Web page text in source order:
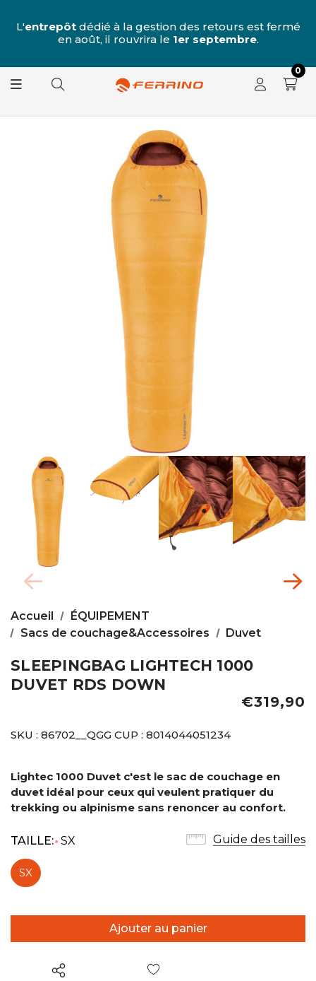
L'entrepôtdédié à la gestion des retours est fermé
en août, il rouvrira le 1er septembre.
0
Accueil
ÉQUIPEMENT
Sacs de couchage&Accessoires
Duvet
SLEEPINGBAG LIGHTECH 1000
DUVET RDS DOWN
€319,90
SKU : 86702__QGG CUP : 8014044051234
Lightec 1000 Duvet c'est le sac de couchage en
duvet idéal pour ceux qui veulent pratiquer du
trekking ou alpinisme sans renoncer au confort.
Guide des tailles
TAILLE:* SX
SX